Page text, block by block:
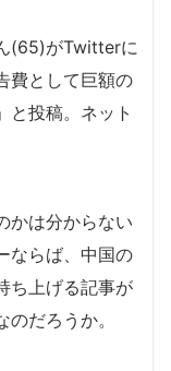
(65)がTwitterに
費として巨額の
と投稿。ネット
かは分からない
ならば、中国の
ち上げる記事が
だろうか。